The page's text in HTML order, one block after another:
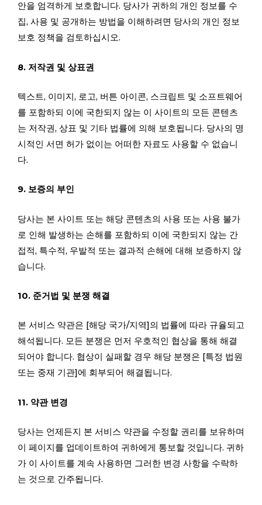
안을 엄격하게 보호합니다. 당사가 귀하의 개인 정보를 수
집, 사용 및 공개하는 방법을 이해하려면 당사의 개인 정보
보호 정책을 검토하십시오.
8. 저작권 및 상표권
텍스트, 이미지, 로고, 버튼 아이콘, 스크립트 및 소프트웨어
를 포함하되 이에 국한되지 않는 이 사이트의 모든 콘텐츠
는 저작권, 상표 및 기타 법률에 의해 보호됩니다. 당사의 명
시적인 서면 허가 없이는 어떠한 자료도 사용할 수 없습니
다.
9. 보증의 부인
당사는 본 사이트 또는 해당 콘텐츠의 사용 또는 사용 불가
로 인해 발생하는 손해를 포함하되 이에 국한되지 않는 간
접적, 특수적, 우발적 또는 결과적 손해에 대해 보증하지 않
습니다.
10. 준거법 및 분쟁 해결
본 서비스 약관은 [해당 국가/지역]의 법률에 따라 규율되고
해석됩니다. 모든 분쟁은 먼저 우호적인 협상을 통해 해결
되어야 합니다. 협상이 실패할 경우 해당 분쟁은 [특정 법원
또는 중재 기관]에 회부되어 해결됩니다.
11. 약관 변경
당사는 언제든지 본 서비스 약관을 수정할 권리를 보유하며
이 페이지를 업데이트하여 귀하에게 통보할 것입니다. 귀하
가 이 사이트를 계속 사용하면 그러한 변경 사항을 수락하
는 것으로 간주됩니다.